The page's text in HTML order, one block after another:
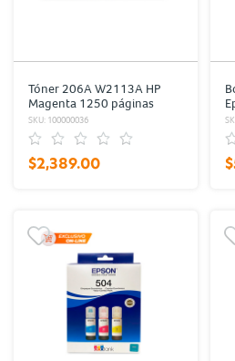
Tóner 206A W2113A HP
Magenta 1250 páginas
SKU: 100000036
$2,389.00
2